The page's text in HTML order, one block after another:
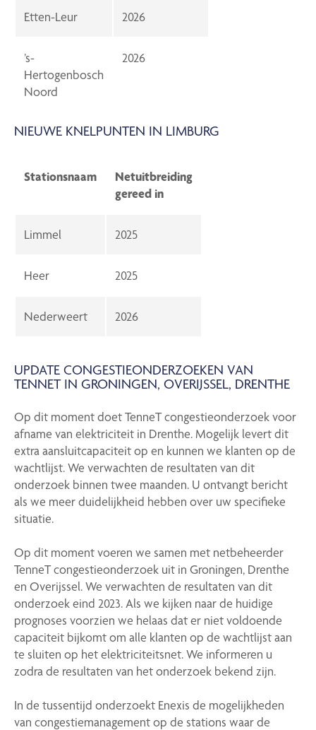
Etten-Leur 2026
’s-
Hertogenbosch
Noord
2026
NIEUWE KNELPUNTEN IN LIMBURG
Stationsnaam
Netuitbreiding
gereed in
Limmel 2025
Heer 2025
Nederweert 2026
UPDATE CONGESTIEONDERZOEKEN VAN
TENNET IN GRONINGEN, OVERIJSSEL, DRENTHE
Op dit moment doet TenneT congestieonderzoek voor
afname van elektriciteit in Drenthe. Mogelijk levert dit
extra aansluitcapaciteit op en kunnen we klanten op de
wachtlijst. We verwachten de resultaten van dit
onderzoek binnen twee maanden. U ontvangt bericht
als we meer duidelijkheid hebben over uw specifieke
situatie.
Op dit moment voeren we samen met netbeheerder
TenneT congestieonderzoek uit in Groningen, Drenthe
en Overijssel. We verwachten de resultaten van dit
onderzoek eind 2023. Als we kijken naar de huidige
prognoses voorzien we helaas dat er niet voldoende
capaciteit bijkomt om alle klanten op de wachtlijst aan
te sluiten op het elektriciteitsnet. We informeren u
zodra de resultaten van het onderzoek bekend zijn.
In de tussentijd onderzoekt Enexis de mogelijkheden
van congestiemanagement op de stations waar de